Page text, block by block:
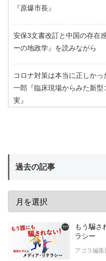
『原爆市長』
安保3文書改訂と中国の存在
ーの地政学』を読みながら
コロナ対策は本当に正しか
一郎『臨床現場からみた新型
実』
過去の記事
もう騙
ラシー
アゴラ編集